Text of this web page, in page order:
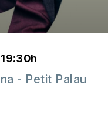
- Petit Palau